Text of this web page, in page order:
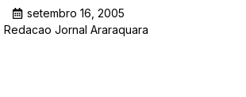
setembro 16, 2005
Redacao Jornal Araraquara